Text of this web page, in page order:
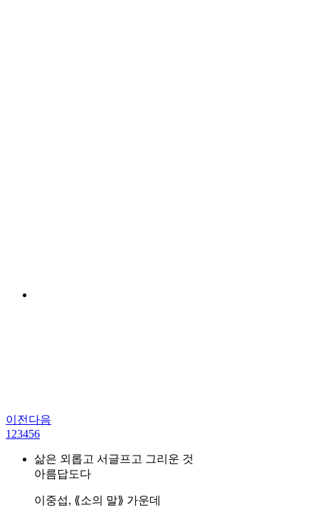
이전 다음
1 23456
삶은 외롭고 서글프고 그리운 것
아름답도다
이중섭, ⟪소의 말⟫ 가운데